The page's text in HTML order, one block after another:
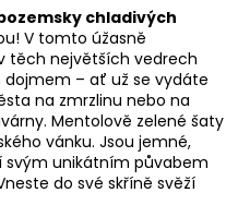
chladivých
V tomto úžasně
těch největších vedrech
– ať už se vydáte
na zmrzlinu nebo na
Mentolově zelené šaty
vánku. Jsou jemné,
svým unikátním půvabem
do své skříně svěží